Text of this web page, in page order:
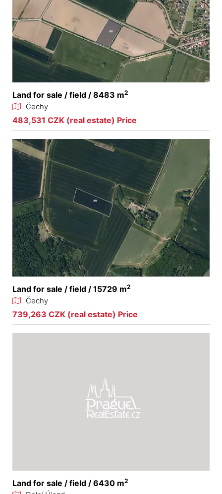
Land for sale / field / 8483 m2
Čechy
483,531 CZK (real estate) Price
Land for sale / field / 15729 m2
Čechy
739,263 CZK (real estate) Price
Land for sale / field / 6430 m2